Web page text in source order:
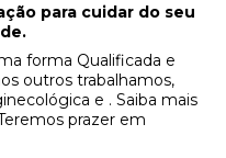
para cuidar do seu
forma Qualificada e
outros trabalhamos,
e . Saiba mais
prazer em